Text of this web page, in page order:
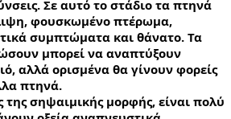
Σε αυτό το στάδιο τα πτηνά
φουσκωμένο πτέρωμα,
συμπτώματα και θάνατο. Τα
μπορεί να αναπτύξουν
αλλά ορισμένα θα γίνουν φορείς
πτηνά.
της σηψαιμικής μορφής, είναι πολύ